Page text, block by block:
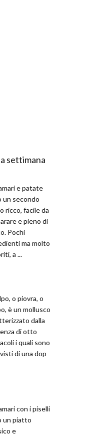
settimana
e patate
un secondo
ricco, facile da
e pieno di
Pochi
ma molto
a ...
o piovra, o
è un mollusco
dalla
di otto
i quali sono
di una dop
con i piselli
un piatto
e